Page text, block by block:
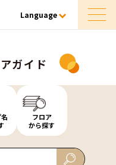
Language
ガイド
フロア
から探す